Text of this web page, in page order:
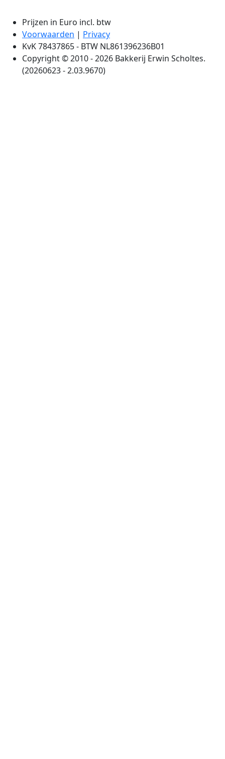
Prijzen in Euro incl. btw
Voorwaarden | Privacy
KvK 78437865 - BTW NL861396236B01
Copyright © 2010 - 2026 Bakkerij Erwin Scholtes.
(20260623 - 2.03.9670)